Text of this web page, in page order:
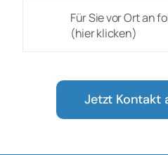
Für Sie vor Ort an
(hier klicken)
Jetzt Kontakt